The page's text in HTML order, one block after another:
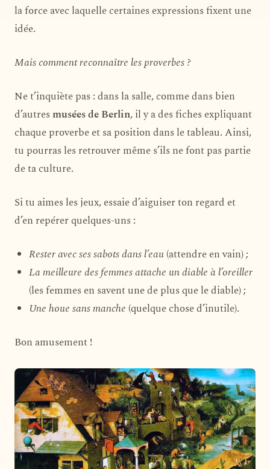
la force avec laquelle certaines expressions fixent une
idée.
Mais comment reconnaître les proverbes ?
Ne t’inquiète pas : dans la salle, comme dans bien
d’autresmusées de Berlin, il y a des fiches expliquant
chaque proverbe et sa position dans le tableau. Ainsi,
tu pourras les retrouver même s’ils ne font pas partie
de ta culture.
Si tu aimes les jeux, essaie d’aiguiser ton regard et
d’en repérer quelques-uns :
Rester avec ses sabots dans l’eau(attendre en vain) ;
La meilleure des femmes attache un diable à l’oreiller
(les femmes en savent une de plus que le diable) ;
Une houe sans manche (quelque chose d’inutile).
Bon amusement !